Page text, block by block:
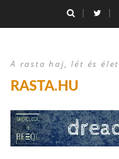
A rasta haj, lét és élet
RASTA.HU